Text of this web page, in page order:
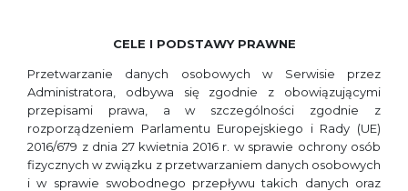
CELE I PODSTAWY PRAWNE
Przetwarzanie danych osobowych w Serwisie przez
Administratora, odbywa się zgodnie z obowiązującymi
przepisami prawa, a w szczególności zgodnie z
rozporządzeniem Parlamentu Europejskiego i Rady (UE)
2016/679 z dnia 27 kwietnia 2016 r. w sprawie ochrony osób
fizycznych w związku z przetwarzaniem danych osobowych
i w sprawie swobodnego przepływu takich danych oraz